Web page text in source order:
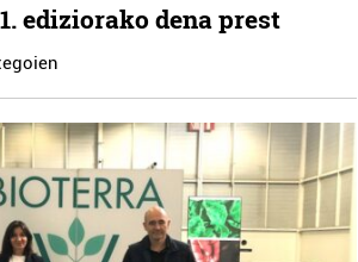
ediziorako dena prest